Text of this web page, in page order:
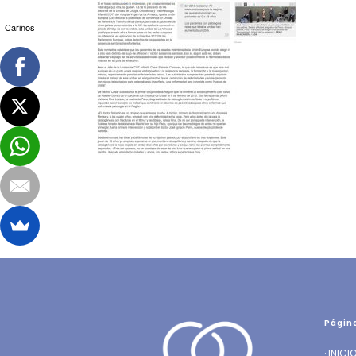
· INICIO
Cariños